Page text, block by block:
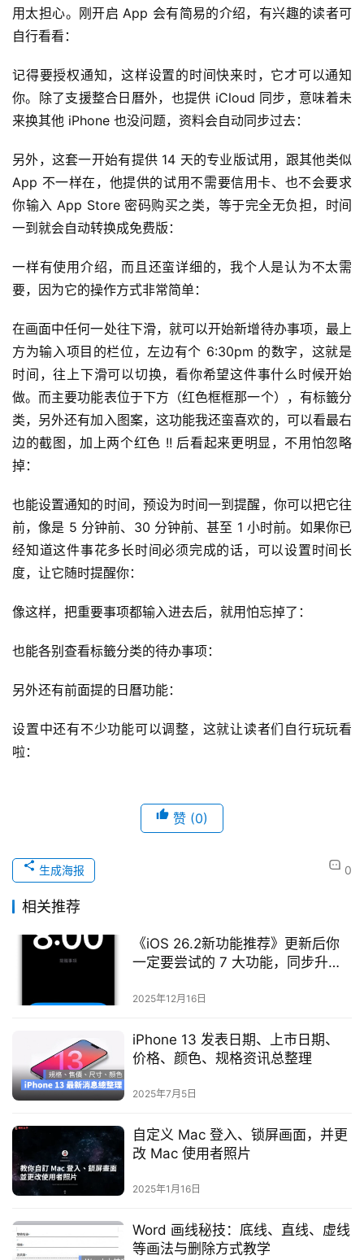
用太担心。刚开启 App 会有简易的介绍，有兴趣的读者可
自行看看：
记得要授权通知，这样设置的时间快来时，它才可以通知
你。除了支援整合日曆外，也提供 iCloud 同步，意味着未
来换其他 iPhone 也没问题，资料会自动同步过去：
另外，这套一开始有提供 14 天的专业版试用，跟其他类似
App 不一样在，他提供的试用不需要信用卡、也不会要求
你输入 App Store 密码购买之类，等于完全无负担，时间
一到就会自动转换成免费版：
一样有使用介绍，而且还蛮详细的，我个人是认为不太需
要，因为它的操作方式非常简单：
在画面中任何一处往下滑，就可以开始新增待办事项，最上
方为输入项目的栏位，左边有个 6:30pm 的数字，这就是
时间，往上下滑可以切换，看你希望这件事什么时候开始
做。而主要功能表位于下方（红色框框那一个），有标籤分
类，另外还有加入图案，这功能我还蛮喜欢的，可以看最右
边的截图，加上两个红色 !! 后看起来更明显，不用怕忽略
掉：
也能设置通知的时间，预设为时间一到提醒，你可以把它往
前，像是 5 分钟前、30 分钟前、甚至 1 小时前。如果你已
经知道这件事花多长时间必须完成的话，可以设置时间长
度，让它随时提醒你：
像这样，把重要事项都输入进去后，就用怕忘掉了：
也能各别查看标籤分类的待办事项：
另外还有前面提的日曆功能：
设置中还有不少功能可以调整，这就让读者们自行玩玩看
啦：
赞 (0)
0
生成海报
相关推荐
《iOS 26.2新功能推荐》更新后你
一定要尝试的 7 大功能，同步升级
2025年12月16日
iPhone 13 发表日期、上市日期、
价格、颜色、规格资讯总整理
2025年7月5日
自定义 Mac 登入、锁屏画面，并更
改 Mac 使用者照片
2025年1月16日
Word 画线秘技：底线、直线、虚线
等画法与删除方式教学